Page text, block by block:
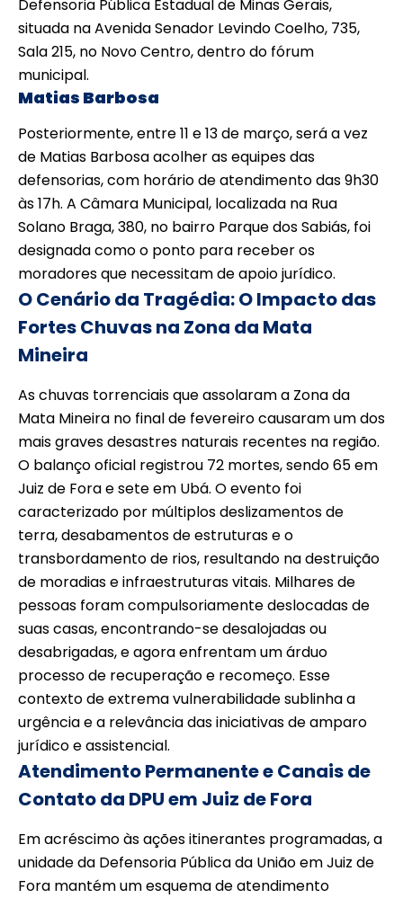
Defensoria Pública Estadual de Minas Gerais,
situada na Avenida Senador Levindo Coelho, 735,
Sala 215, no Novo Centro, dentro do fórum
municipal.
Matias Barbosa
Posteriormente, entre 11 e 13 de março, será a vez
de Matias Barbosa acolher as equipes das
defensorias, com horário de atendimento das 9h30
às 17h. A Câmara Municipal, localizada na Rua
Solano Braga, 380, no bairro Parque dos Sabiás, foi
designada como o ponto para receber os
moradores que necessitam de apoio jurídico.
O Cenário da Tragédia: O Impacto das
Fortes Chuvas na Zona da Mata
Mineira
As chuvas torrenciais que assolaram a Zona da
Mata Mineira no final de fevereiro causaram um dos
mais graves desastres naturais recentes na região.
O balanço oficial registrou 72 mortes, sendo 65 em
Juiz de Fora e sete em Ubá. O evento foi
caracterizado por múltiplos deslizamentos de
terra, desabamentos de estruturas e o
transbordamento de rios, resultando na destruição
de moradias e infraestruturas vitais. Milhares de
pessoas foram compulsoriamente deslocadas de
suas casas, encontrando-se desalojadas ou
desabrigadas, e agora enfrentam um árduo
processo de recuperação e recomeço. Esse
contexto de extrema vulnerabilidade sublinha a
urgência e a relevância das iniciativas de amparo
jurídico e assistencial.
Atendimento Permanente e Canais de
Contato da DPU em Juiz de Fora
Em acréscimo às ações itinerantes programadas, a
unidade da Defensoria Pública da União em Juiz de
Fora mantém um esquema de atendimento